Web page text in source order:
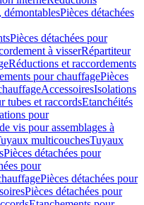
démontablesPièces détachées
Pièces détachées pour
à visserRépartiteur
Réductions et raccordements
pour chauffagePièces
AccessoiresIsolations
tubes et raccordsEtanchéités
pour
vis pour assemblages à
multicouchesTuyaux
Pièces détachées pour
pour
Pièces détachées pour
Pièces détachées pour